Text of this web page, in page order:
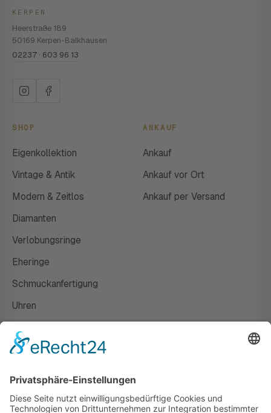
KERPEN
Heerstraße 189
50169 Kerpen-Balkhausen
02237 · 603 96 13
SHOP
Eigenkollektion
Vintage & Antik
Modern & Zeitlos
Diamanten
Verlobungsringe
Eheringe
Schmuckanfertigung
Uhren
ANKAUF
Ankauf
Ankauf vor Ort
Ankauf per Versand
Susanne Steiger